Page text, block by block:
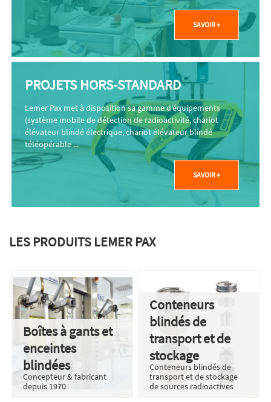
SAVOIR +
PROJETS HORS-STANDARD
Lemer Pax met à disposition sa gamme d’équipements
(système mobile de détection de radioactivité, chariot
élévateur blindé électrique, chariot élévateur blindé
téléopérable ...
SAVOIR +
LES PRODUITS LEMER PAX
Boîtes à gants et
enceintes
blindées
Concepteur & fabricant
depuis 1970
Conteneurs
blindés de
transport et de
stockage
Conteneurs blindés de
transport et de stockage
de sources radioactives